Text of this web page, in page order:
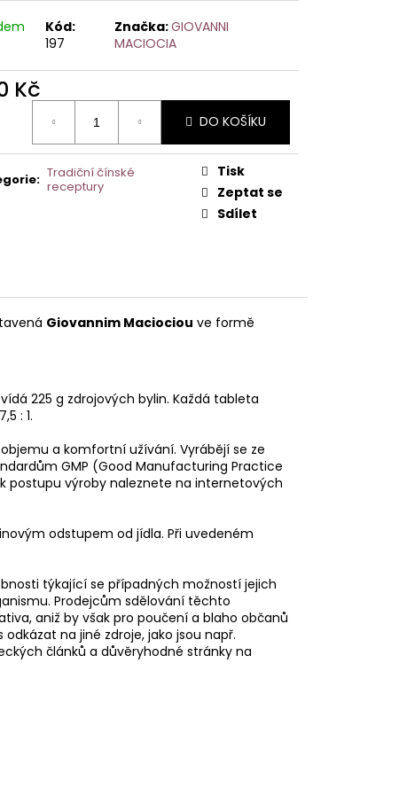
Kód:
197
Značka:GIOVANNI
MACIOCIA
Kč
DO KOŠÍKU
: Tradiční čínské
receptury
Tisk
Zeptat se
Sdílet
Giovannim Maciociou ve formě
225 g zdrojových bylin. Každá tableta
: 1.
a komfortní užívání. Vyrábějí se ze
GMP (Good Manufacturing Practice
postupu výroby naleznete na internetových
odstupem od jídla. Při uvedeném
týkající se případných možností jejich
Prodejcům sdělování těchto
aniž by však pro poučení a blaho občanů
na jiné zdroje, jako jsou např.
článků a důvěryhodné stránky na